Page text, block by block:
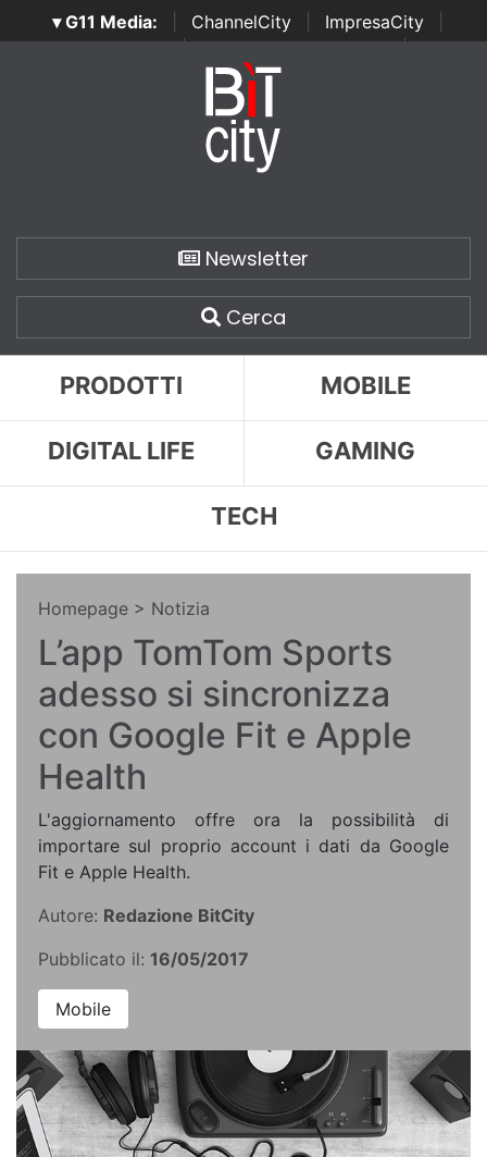
▾ G11 Media: ChannelCity ImpresaCity
SecurityOpenLab | Italian Channel Awards | Italian
Italian Security Awards
Newsletter
Cerca
PRODOTTI MOBILE
DIGITAL LIFE GAMING
TECH
Homepage > Notizia
L’app TomTom Sports
adesso si sincronizza
con Google Fit e Apple
Health
L'aggiornamento offre ora la possibilità di
importare sul proprio account i dati da Google
Fit e Apple Health.
Autore: Redazione BitCity
Pubblicato il: 16/05/2017
Mobile